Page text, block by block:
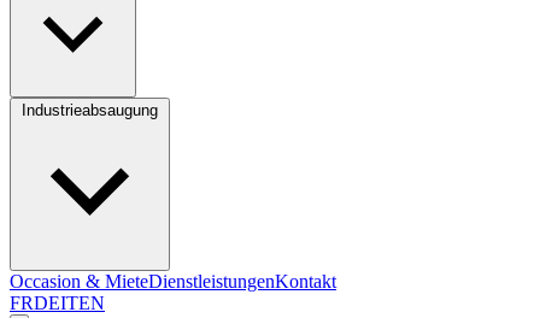
Occasion & MieteDienstleistungenKontakt
FRDEITEN